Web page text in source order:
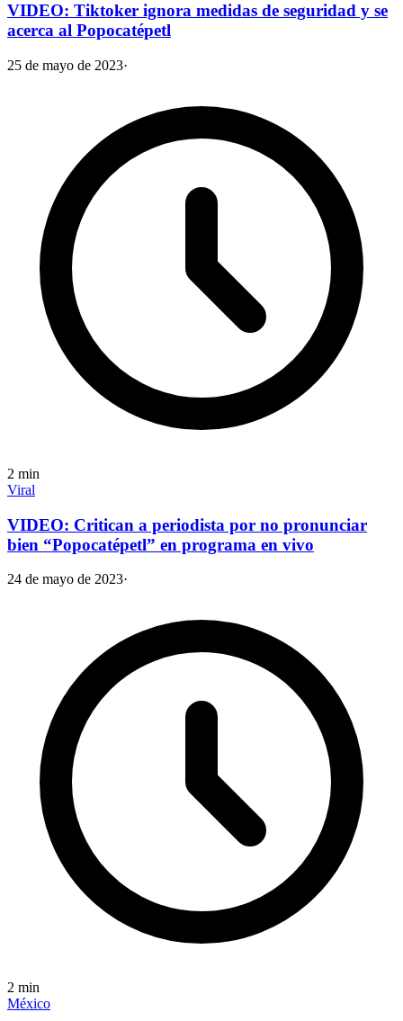
VIDEO: Tiktoker ignora medidas de seguridad y se
acerca al Popocatépetl
25 de mayo de 2023·
2 min
Viral
VIDEO: Critican a periodista por no pronunciar
bien “Popocatépetl” en programa en vivo
24 de mayo de 2023·
2 min
México